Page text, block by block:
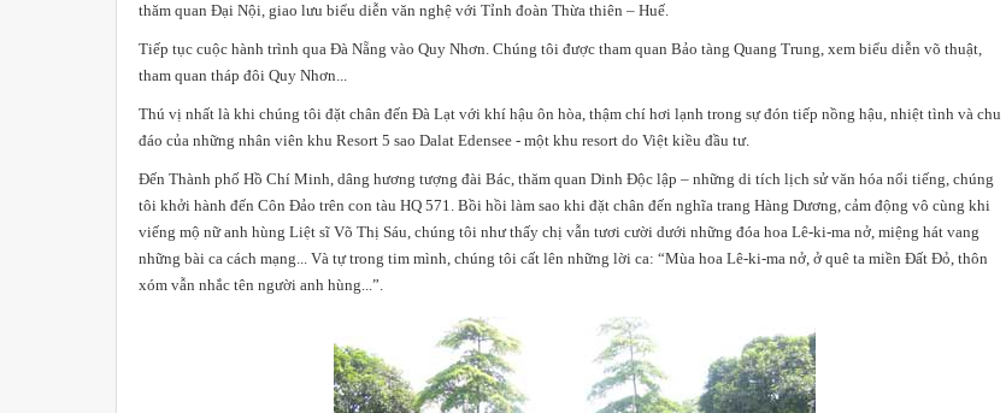
thăm quan Đại Nội, giao lưu biểu diễn văn nghệ với Tỉnh đoàn Thừa thiên – Huế.
Tiếp tục cuộc hành trình qua Đà Nẵng vào Quy Nhơn. Chúng tôi được tham quan Bảo tàng Quang Trung, xem biểu diễn võ thuật,
tham quan tháp đôi Quy Nhơn...
Thú vị nhất là khi chúng tôi đặt chân đến Đà Lạt với khí hậu ôn hòa, thậm chí hơi lạnh trong sự đón tiếp nồng hậu, nhiệt tình và chu
đáo của những nhân viên khu Resort 5 sao Dalat Edensee - một khu resort do Việt kiều đầu tư.
Đến Thành phố Hồ Chí Minh, dâng hương tượng đài Bác, thăm quan Dinh Độc lập – những di tích lịch sử văn hóa nổi tiếng, chúng
tôi khởi hành đến Côn Đảo trên con tàu HQ 571. Bồi hồi làm sao khi đặt chân đến nghĩa trang Hàng Dương, cảm động vô cùng khi
viếng mộ nữ anh hùng Liệt sĩ Võ Thị Sáu, chúng tôi như thấy chị vẫn tươi cười dưới những đóa hoa Lê-ki-ma nở, miệng hát vang
những bài ca cách mạng... Và tự trong tim mình, chúng tôi cất lên những lời ca: “Mùa hoa Lê-ki-ma nở, ở quê ta miền Đất Đỏ, thôn
xóm vẫn nhắc tên người anh hùng...”.